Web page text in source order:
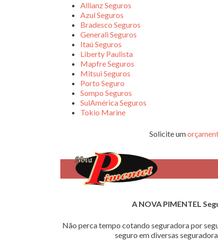
Allianz Seguros
Azul Seguros
Bradesco Seguros
Generali Seguros
Itaú Seguros
Liberty Paulista
Mapfre Seguros
Mitsui Seguros
Porto Seguro
Sompo Seguros
SulAmérica Seguros
Tokio Marine
Solicite um
A NOVA PIMENTEL
Não perca tempo cotando seguradora por
seguro em diversas